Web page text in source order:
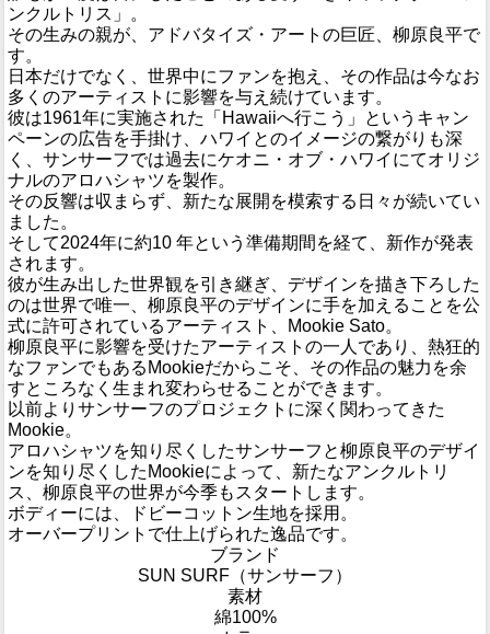
ンクルトリス」。
その生みの親が、アドバタイズ・アートの巨匠、柳原良平で
す。
日本だけでなく、世界中にファンを抱え、その作品は今なお
多くのアーティストに影響を与え続けています。
彼は1961年に実施された「Hawaiiへ行こう」というキャン
ペーンの広告を手掛け、ハワイとのイメージの繋がりも深
く、サンサーフでは過去にケオニ・オブ・ハワイにてオリジ
ナルのアロハシャツを製作。
その反響は収まらず、新たな展開を模索する日々が続いてい
ました。
そして2024年に約10 年という準備期間を経て、新作が発表
されます。
彼が生み出した世界観を引き継ぎ、デザインを描き下ろした
のは世界で唯一、柳原良平のデザインに手を加えることを公
式に許可されているアーティスト、Mookie Sato。
柳原良平に影響を受けたアーティストの一人であり、熱狂的
なファンでもあるMookieだからこそ、その作品の魅力を余
すところなく生まれ変わらせることができます。
以前よりサンサーフのプロジェクトに深く関わってきた
Mookie。
アロハシャツを知り尽くしたサンサーフと柳原良平のデザイ
ンを知り尽くしたMookieによって、新たなアンクルトリ
ス、柳原良平の世界が今季もスタートします。
ボディーには、ドビーコットン生地を採用。
オーバープリントで仕上げられた逸品です。
ブランド
SUN SURF（サンサーフ）
素材
綿100%